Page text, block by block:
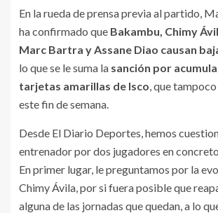
En la rueda de prensa previa al partido,
ha confirmado que Bakambu, Chimy
Marc Bartra y Assane Diao causan
lo que se le suma la sanción por
tarjetas amarillas de Isco, que
este fin de semana.
Desde El Diario Deportes, hemos
entrenador por dos jugadores en
En primer lugar, le preguntamos por la
Chimy Ávila, por si fuera posible que
alguna de las jornadas que quedan, a lo